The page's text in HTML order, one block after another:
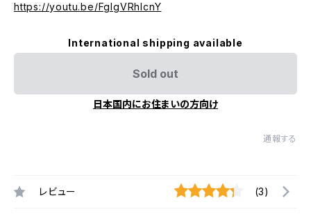
https://youtu.be/FgIgVRhlcnY
International shipping available
Sold out
日本国内にお住まいの方向け
通報する
レビュー (3)